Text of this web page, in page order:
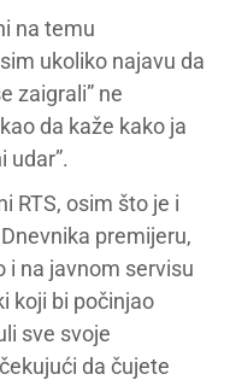
na temu
ukoliko najavu da
zaigrali” ne
da kaže kako ja
udar”.
RTS, osim što je i
premijeru,
i na javnom servisu
koji bi počinjao
sve svoje
da čujete